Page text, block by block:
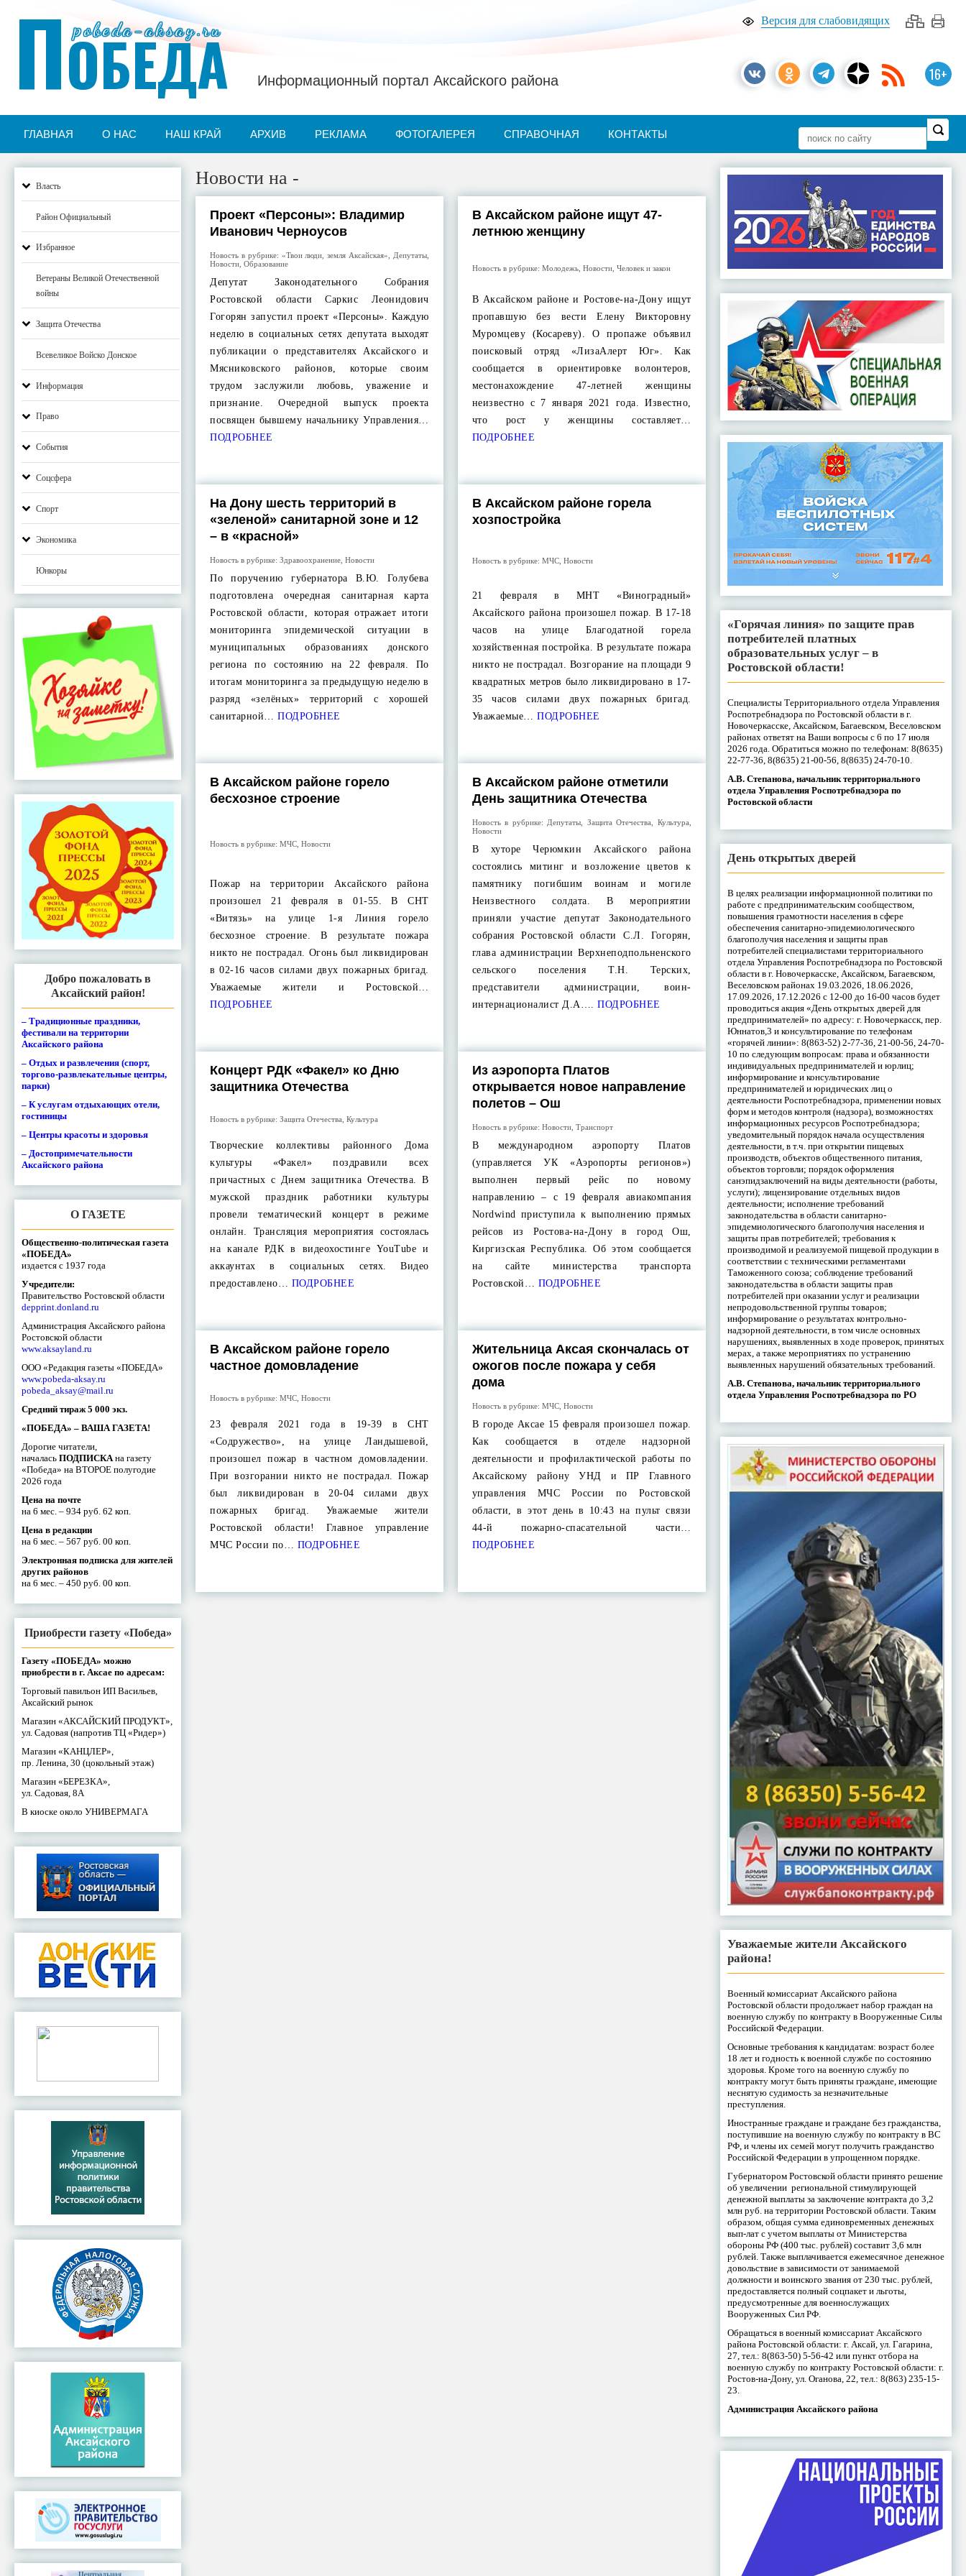
Версия для слабовидящих
16+
pobeda-aksay.ru
ПОБЕДА Информационный портал Аксайского района
ГЛАВНАЯ О НАС НАШ КРАЙ АРХИВ РЕКЛАМА ФОТОГАЛЕРЕЯ СПРАВОЧНАЯ КОНТАКТЫ
Власть
Район Официальный
Избранное
Ветераны Великой Отечественной
войны
Защита Отечества
Всевеликое Войско Донское
Информация
Право
События
Соцсфера
Спорт
Экономика
Юнкоры
Добро пожаловать в
Аксайский район!
– Традиционные праздники,
фестивали на территории
Аксайского района
– Отдых и развлечения (спорт,
торгово-развлекательные центры,
парки)
– К услугам отдыхающих отели,
гостиницы
– Центры красоты и здоровья
– Достопримечательности
Аксайского района
О ГАЗЕТЕ
Общественно-политическая газета
«ПОБЕДА»
издается с 1937 года
Учредители:
Правительство Ростовской области
depprint.donland.ru
Администрация Аксайского района
Ростовской области
www.aksayland.ru
ООО «Редакция газеты «ПОБЕДА»
www.pobeda-aksay.ru
pobeda_aksay@mail.ru
Средний тираж 5 000 экз.
«ПОБЕДА» – ВАША ГАЗЕТА!
Дорогие читатели,
началась ПОДПИСКА на газету
«Победа» на ВТОРОЕ полугодие
2026 года
Цена на почте
на 6 мес. – 934 руб. 62 коп.
Цена в редакции
на 6 мес. – 567 руб. 00 коп.
Электронная подписка для жителей
других районов
на 6 мес. – 450 руб. 00 коп.
Приобрести газету «Победа»
Газету «ПОБЕДА» можно
приобрести в г. Аксае по адресам:
Торговый павильон ИП Васильев,
Аксайский рынок
Магазин «АКСАЙСКИЙ ПРОДУКТ»,
ул. Садовая (напротив ТЦ «Ридер»)
Магазин «КАНЦЛЕР»,
пр. Ленина, 30 (цокольный этаж)
Магазин «БЕРЕЗКА»,
ул. Садовая, 8А
В киоске около УНИВЕРМАГА
Новости на -
Проект «Персоны»: Владимир
Иванович Черноусов
Новость в рубрике: «Твои люди, земля Аксайская» Депутаты,
Новости ,Образование
Депутат Законодательного Собрания
Ростовской области Саркис Леонидович
Гогорян запустил проект «Персоны». Каждую
неделю в социальных сетях депутата выходят
публикации о представителях Аксайского и
Мясниковского районов, которые своим
трудом заслужили любовь, уважение и
признание. Очередной выпуск проекта
посвящен бывшему начальнику Управления…
ПОДРОБНЕЕ
В Аксайском районе ищут 47-
летнюю женщину
Новость в рубрике: Молодежь, Новости, Человек и закон
В Аксайском районе и Ростове-на-Дону ищут
пропавшую без вести Елену Викторовну
Муромцеву (Косареву). О пропаже объявил
поисковый отряд «ЛизаАлерт Юг». Как
сообщается в ориентировке волонтеров,
местонахождение 47-летней женщины
неизвестно с 7 января 2021 года. Известно,
что рост у женщины составляет…
ПОДРОБНЕЕ
На Дону шесть территорий в
«зеленой» санитарной зоне и 12
– в «красной»
Новость в рубрике:Здравоохранение ,Новости
По поручению губернатора В.Ю. Голубева
подготовлена очередная санитарная карта
Ростовской области, которая отражает итоги
мониторинга эпидемической ситуации в
муниципальных образованиях донского
региона по состоянию на 22 февраля. По
итогам мониторинга за предыдущую неделю в
разряд «зелёных» территорий с хорошей
санитарной… ПОДРОБНЕЕ
В Аксайском районе горела
хозпостройка
Новость в рубрике: МЧС, Новости
21 февраля в МНТ «Виноградный»
Аксайского района произошел пожар. В 17-18
часов на улице Благодатной горела
хозяйственная постройка. В результате пожара
никто не пострадал. Возгорание на площади 9
квадратных метров было ликвидировано в 17-
35 часов силами двух пожарных бригад.
Уважаемые… ПОДРОБНЕЕ
В Аксайском районе горело
бесхозное строение
Новость в рубрике:МЧС ,Новости
Пожар на территории Аксайского района
произошел 21 февраля в 01-55. В СНТ
«Витязь» на улице 1-я Линия горело
бесхозное строение. В результате пожара
никто не пострадал. Огонь был ликвидирован
в 02-16 часов силами двух пожарных бригад.
Уважаемые жители и Ростовской…
ПОДРОБНЕЕ
В Аксайском районе отметили
День защитника Отечества
Новость в рубрике: Депутаты Защита Отечества Культура
Новости
В хуторе Черюмкин Аксайского района
состоялись митинг и возложение цветов к
памятнику погибшим воинам и могиле
Неизвестного солдата. В мероприятии
приняли участие депутат Законодательного
собрания Ростовской области С.Л. Гогорян,
глава администрации Верхнеподпольненского
сельского поселения Т.Н. Терских,
представители администрации, воин-
интернационалист Д.А…. ПОДРОБНЕЕ
Концерт РДК «Факел» ко Дню
защитника Отечества
Новость в рубрике:Защита Отечества ,Культура
Творческие коллективы районного Дома
культуры «Факел» поздравили всех
причастных с Днем защитника Отечества. В
мужской праздник работники культуры
провели тематический концерт в режиме
онлайн. Трансляция мероприятия состоялась
на канале РДК в видеохостинге YouTube и
аккаунтах в социальных сетях. Видео
предоставлено… ПОДРОБНЕЕ
Из аэропорта Платов
открывается новое направление
полетов – Ош
Новость в рубрике: Новости, Транспорт
В международном аэропорту Платов
(управляется УК «Аэропорты регионов»)
выполнен первый рейс по новому
направлению – с 19 февраля авиакомпания
Nordwind приступила к выполнению прямых
рейсов из Ростова-на-Дону в город Ош,
Киргизская Республика. Об этом сообщается
на сайте министерства транспорта
Ростовской… ПОДРОБНЕЕ
В Аксайском районе горело
частное домовладение
Новость в рубрике:МЧС ,Новости
23 февраля 2021 года в 19-39 в СНТ
«Содружество», на улице Ландышевой,
произошел пожар в частном домовладении.
При возгорании никто не пострадал. Пожар
был ликвидирован в 20-04 силами двух
пожарных бригад. Уважаемые жители
Ростовской области! Главное управление
МЧС России по… ПОДРОБНЕЕ
Жительница Аксая скончалась от
ожогов после пожара у себя
дома
Новость в рубрике: МЧС, Новости
В городе Аксае 15 февраля произошел пожар.
Как сообщается в отделе надзорной
деятельности и профилактической работы по
Аксайскому району УНД и ПР Главного
управления МЧС России по Ростовской
области, в этот день в 10:43 на пульт связи
44-й пожарно-спасательной части…
ПОДРОБНЕЕ
«Горячая линия» по защите прав
потребителей платных
образовательных услуг – в
Ростовской области!
Специалисты Территориального отдела Управления
Роспотребнадзора по Ростовской области в г.
Новочеркасске, Аксайском, Багаевском, Веселовском
районах ответят на Ваши вопросы с 6 по 17 июля
2026 года. Обратиться можно по телефонам: 8(8635)
22-77-36, 8(8635) 21-00-56, 8(8635) 24-70-10.
А.В. Степанова, начальник территориального
отдела Управления Роспотребнадзора по
Ростовской области
День открытых дверей
В целях реализации информационной политики по
работе с предпринимательским сообществом,
повышения грамотности населения в сфере
обеспечения санитарно-эпидемиологического
благополучия населения и защиты прав
потребителей специалистами территориального
отдела Управления Роспотребнадзора по Ростовской
области в г. Новочеркасске, Аксайском, Багаевском,
Веселовском районах 19.03.2026, 18.06.2026,
17.09.2026, 17.12.2026 с 12-00 до 16-00 часов будет
проводиться акция «День открытых дверей для
предпринимателей» по адресу: г. Новочеркасск, пер.
Юннатов,3 и консультирование по телефонам
«горячей линии»: 8(863-52) 2-77-36, 21-00-56, 24-70-
10 по следующим вопросам: права и обязанности
индивидуальных предпринимателей и юрлиц;
информирование и консультирование
предпринимателей и юридических лиц о
деятельности Роспотребнадзора, применении новых
форм и методов контроля (надзора), возможностях
информационных ресурсов Роспотребнадзора;
уведомительный порядок начала осуществления
деятельности, в т.ч. при открытии пищевых
производств, объектов общественного питания,
объектов торговли; порядок оформления
санэпидзаключений на виды деятельности (работы,
услуги); лицензирование отдельных видов
деятельности; исполнение требований
законодательства в области санитарно-
эпидемиологического благополучия населения и
защиты прав потребителей; требования к
производимой и реализуемой пищевой продукции в
соответствии с техническими регламентами
Таможенного союза; соблюдение требований
законодательства в области защиты прав
потребителей при оказании услуг и реализации
непродовольственной группы товаров;
информирование о результатах контрольно-
надзорной деятельности, в том числе основных
нарушениях, выявленных в ходе проверок, принятых
мерах, а также мероприятиях по устранению
выявленных нарушений обязательных требований.
А.В. Степанова, начальник территориального
отдела Управления Роспотребнадзора по РО
Уважаемые жители Аксайского
района!
Военный комиссариат Аксайского района
Ростовской области продолжает набор граждан на
военную службу по контракту в Вооруженные Силы
Российской Федерации.
Основные требования к кандидатам: возраст более
18 лет и годность к военной службе по состоянию
здоровья. Кроме того на военную службу по
контракту могут быть приняты граждане, имеющие
неснятую судимость за незначительные
преступления.
Иностранные граждане и граждане без гражданства,
поступившие на военную службу по контракту в ВС
РФ, и члены их семей могут получить гражданство
Российской Федерации в упрощенном порядке.
Губернатором Ростовской области принято решение
об увеличении региональной стимулирующей
денежной выплаты за заключение контракта до 3,2
млн руб. на территории Ростовской области. Таким
образом, общая сумма единовременных денежных
вып-лат с учетом выплаты от Министерства
обороны РФ (400 тыс. рублей) составит 3,6 млн
рублей. Также выплачивается ежемесячное денежное
довольствие в зависимости от занимаемой
должности и воинского звания от 230 тыс. рублей,
предоставляется полный соцпакет и льготы,
предусмотренные для военнослужащих
Вооруженных Сил РФ.
Обращаться в военный комиссариат Аксайского
района Ростовской области: г. Аксай, ул. Гагарина,
27, тел.: 8(863-50) 5-56-42 или пункт отбора на
военную службу по контракту Ростовской области: г.
Ростов-на-Дону, ул. Оганова, 22, тел.: 8(863) 235-15-
23.
Администрация Аксайского района